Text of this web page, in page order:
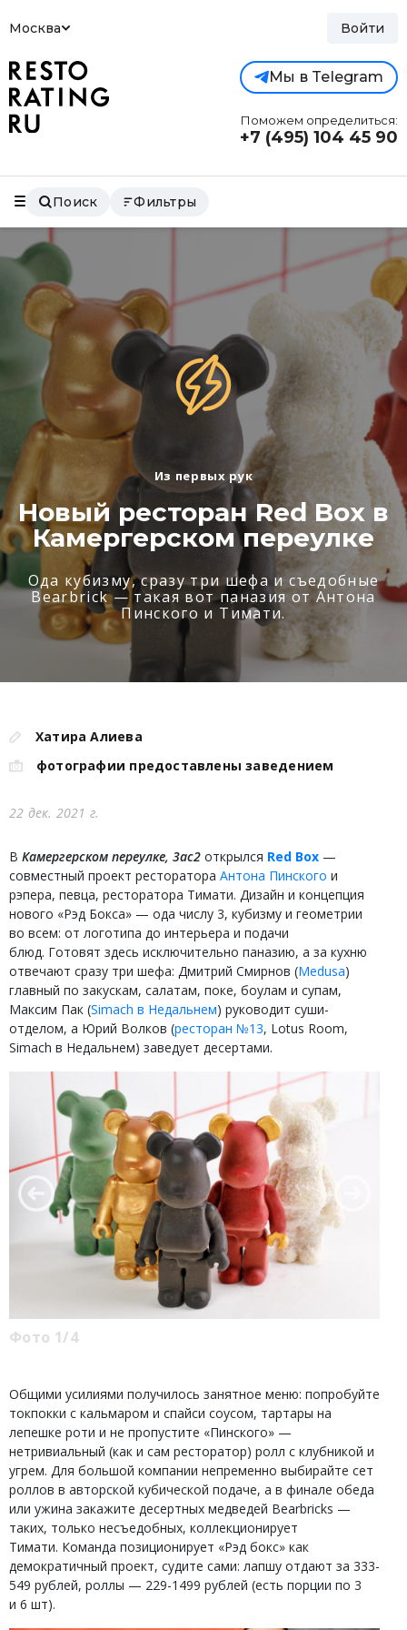
Москва Войти
Мы в Telegram
Поможем определиться:
+7 (495) 104 45 90
Поиск Фильтры
Из первых рук
Новый ресторан Red Box в
Камергерском переулке
Ода кубизму, сразу три шефа и съедобные
Bearbrick — такая вот паназия от Антона
Пинского и Тимати.
Хатира Алиева
фотографии предоставлены заведением
22 дек. 2021 г.
В Камергерском переулке, 3ас2 открылся Red Box —
совместный проект ресторатора Антона Пинского и
рэпера, певца, ресторатора Тимати. Дизайн и концепция
нового «Рэд Бокса» — ода числу 3, кубизму и геометрии
во всем: от логотипа до интерьера и подачи
блюд. Готовят здесь исключительно паназию, а за кухню
отвечают сразу три шефа: Дмитрий Смирнов (Medusa)
главный по закускам, салатам, поке, боулам и супам,
Максим Пак (Simach в Недальнем) руководит суши-
отделом, а Юрий Волков (ресторан №13, Lotus Room,
Simach в Недальнем) заведует десертами.
Фото 1/4
Общими усилиями получилось занятное меню: попробуйте
токпокки с кальмаром и спайси соусом, тартары на
лепешке роти и не пропустите «Пинского» —
нетривиальный (как и сам ресторатор) ролл с клубникой и
угрем. Для большой компании непременно выбирайте сет
роллов в авторской кубической подаче, а в финале обеда
или ужина закажите десертных медведей Bearbricks —
таких, только несъедобных, коллекционирует
Тимати. Команда позиционирует «Рэд бокс» как
демократичный проект, судите сами: лапшу отдают за 333-
549 рублей, роллы — 229-1499 рублей (есть порции по 3
и 6 шт).